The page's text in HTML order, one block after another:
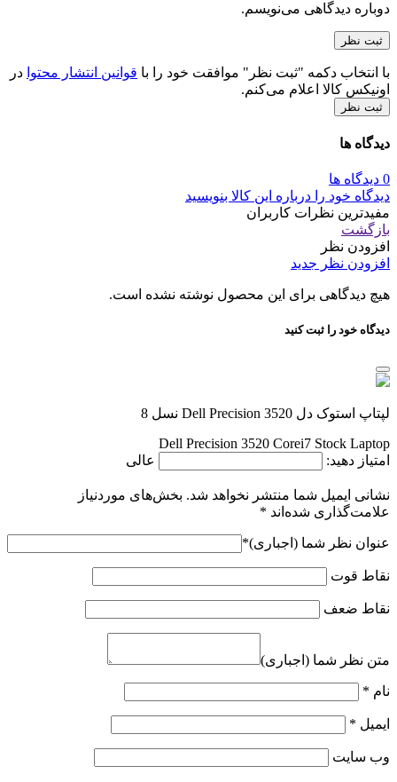
دوباره دیدگاهی می‌نویسم.
با انتخاب دکمه "ثبت نظر" موافقت خود را با قوانین انتشار محتوا در
اونیکس کالا اعلام می‌کنم.
ثبت نظر
دیدگاه ها
0 دیدگاه ها
دیدگاه خود را درباره این کالا بنویسید
مفیدترین نظرات کاربران
بازگشت
افزودن نظر
افزودن نظر جدید
هیچ دیدگاهی برای این محصول نوشته نشده است.
دیدگاه خود را ثبت کنید
لپتاپ استوک دل Dell Precision 3520 نسل 8
Dell Precision 3520 Corei7 Stock Laptop
امتیاز دهید:
عالی
نشانی ایمیل شما منتشر نخواهد شد. بخش‌های موردنیاز
علامت‌گذاری شده‌اند *
عنوان نظر شما (اجباری)*
نقاط قوت
نقاط ضعف
متن نظر شما (اجباری)
نام *
ایمیل *
وب‌ سایت